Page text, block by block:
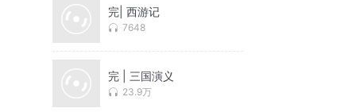
完| 西游记
7648
完 | 三国演义
23.9万